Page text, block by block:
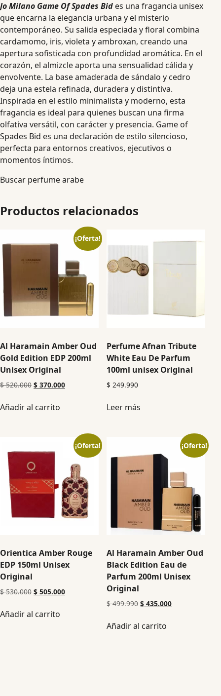
Jo Milano Game Of Spades Bid es una fragancia unisex
que encarna la elegancia urbana y el misterio
contemporáneo. Su salida especiada y floral combina
cardamomo, iris, violeta y ambroxan, creando una
apertura sofisticada con profundidad aromática. En el
corazón, el almizcle aporta una sensualidad cálida y
envolvente. La base amaderada de sándalo y cedro
deja una estela refinada, duradera y distintiva.
Inspirada en el estilo minimalista y moderno, esta
fragancia es ideal para quienes buscan una firma
olfativa versátil, con carácter y presencia. Game of
Spades Bid es una declaración de estilo silencioso,
perfecta para entornos creativos, ejecutivos o
momentos íntimos.
Buscar perfume arabe
Productos relacionados
¡Oferta!
Al Haramain Amber Oud
Gold Edition EDP 200ml
Unisex Original
$520.000 $ 370.000
Añadir al carrito
Perfume Afnan Tribute
White Eau De Parfum
100ml unisex Original
$ 249.990
Leer más
¡Oferta!
Orientica Amber Rouge
EDP 150ml Unisex
Original
$530.000 $ 505.000
Añadir al carrito
¡Oferta!
Al Haramain Amber Oud
Black Edition Eau de
Parfum 200ml Unisex
Original
$499.990 $ 435.000
Añadir al carrito